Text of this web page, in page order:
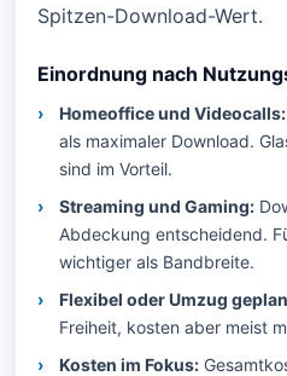
Spitzen-Download-Wert.
Einordnung nach
Homeoffice und Videocalls:
als maximaler Download.
sind im Vorteil.
Streaming und Gaming:
Abdeckung entscheidend.
wichtiger als Bandbreite.
Flexibel oder Umzug
Freiheit, kosten aber meist
Kosten im Fokus: